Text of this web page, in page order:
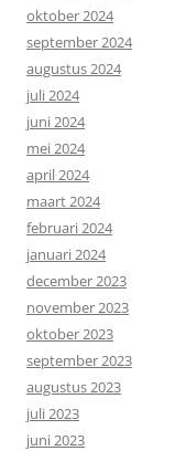
oktober 2024
september 2024
augustus 2024
juli 2024
juni 2024
mei 2024
april 2024
maart 2024
februari 2024
januari 2024
december 2023
november 2023
oktober 2023
september 2023
augustus 2023
juli 2023
juni 2023